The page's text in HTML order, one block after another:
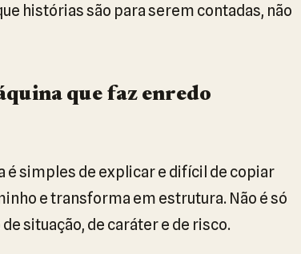
histórias são para serem contadas, não
que faz enredo
é simples de explicar e difícil de copiar
e transforma em estrutura. Não é só
situação, de caráter e de risco.